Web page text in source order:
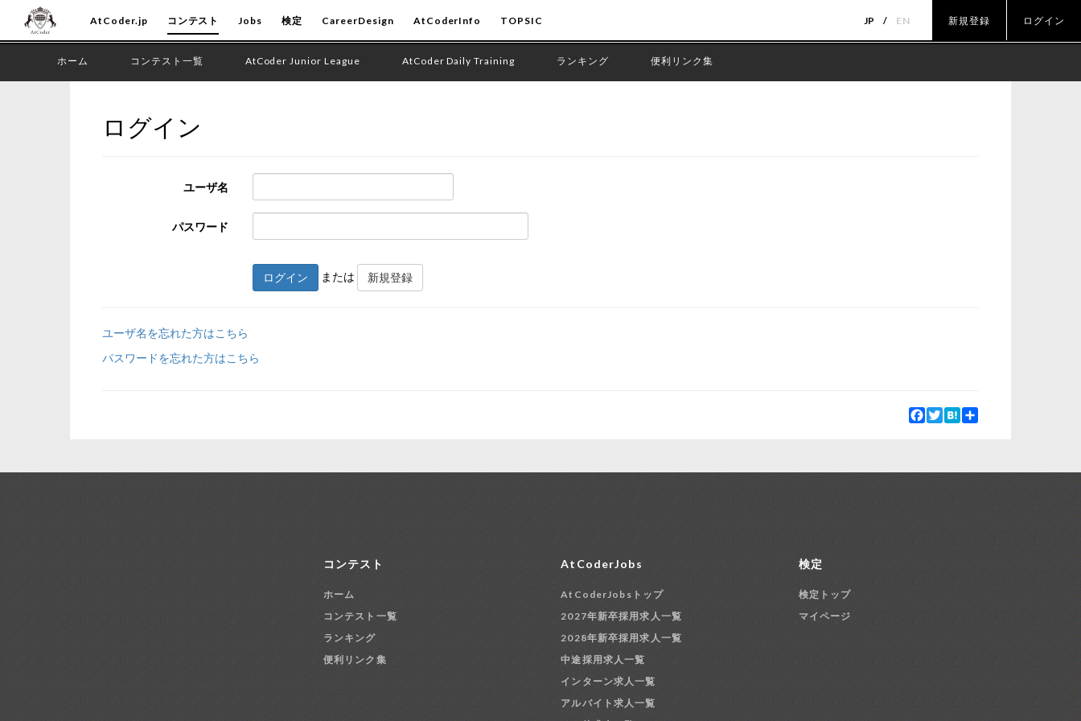
AtCoder.jp コンテスト Jobs 検定 CareerDesign AtCoderInfo TOPSIC JP EN 新規登録 ログイン
ホーム コンテスト一覧 AtCoder Junior League AtCoder Daily Training ランキング 便利リンク集
ログイン
ユーザ名
パスワード
ログイン または 新規登録
ユーザ名を忘れた方はこちら
パスワードを忘れた方はこちら
Facebook
Twitter
Hatena
コンテスト
ホーム
コンテスト一覧
ランキング
便利リンク集
AtCoderJobs
AtCoderJobsトップ
2027年新卒採用求人一覧
2028年新卒採用求人一覧
中途採用求人一覧
インターン求人一覧
アルバイト求人一覧
検定
検定トップ
マイページ